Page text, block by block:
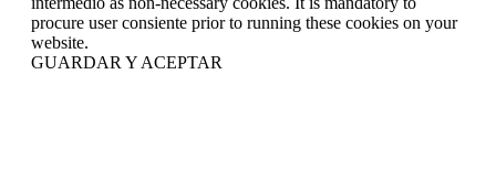
procure user consiente prior to running these cookies on your
website.
GUARDAR Y ACEPTAR